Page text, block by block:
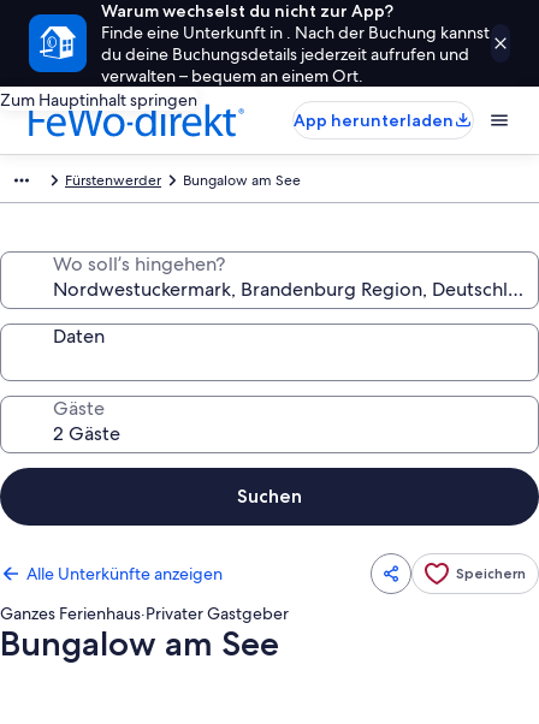
Warum wechselst du nicht zur App?
Finde eine Unterkunft in . Nach der Buchung kannst
du deine Buchungsdetails jederzeit aufrufen und
verwalten – bequem an einem Ort.
Zum Hauptinhalt springen
App herunterladen
Fürstenwerder Bungalow am See
Wo soll’s hingehen?
Daten
Gäste
Suchen
Alle Unterkünfte anzeigen Speichern
Ganzes Ferienhaus·Privater Gastgeber
Bungalow am See